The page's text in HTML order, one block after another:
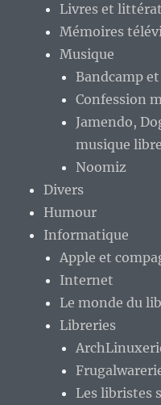
Livres et
Mémoires
Musique
Bandcamp
Confession
Jamendo,
musique libre
Noomiz
Divers
Humour
Informatique
Apple et
Internet
Le monde du
Libreries
Les libristes